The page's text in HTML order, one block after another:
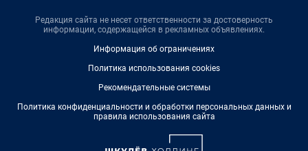
Редакция сайта не несет ответственности за достоверность
информации, содержащейся в рекламных объявлениях.
Информация об ограничениях
Политика использования cookies
Рекомендательные системы
Политика конфиденциальности и обработки персональных данных и
правила использования сайта